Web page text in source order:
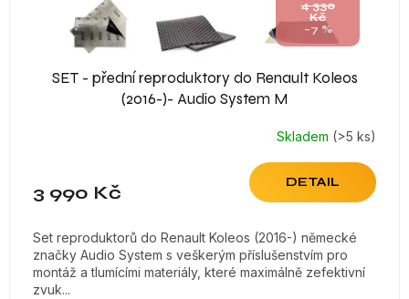
4 330
Kč
–7 %
SET - přední reproduktory do Renault Koleos
(2016-)- Audio System M
Skladem (>5 ks)
3 990 Kč DETAIL
Set reproduktorů do Renault Koleos (2016-) německé
značky Audio System s veškerým příslušenstvím pro
montáž a tlumícími materiály, které maximálně zefektivní
zvuk...